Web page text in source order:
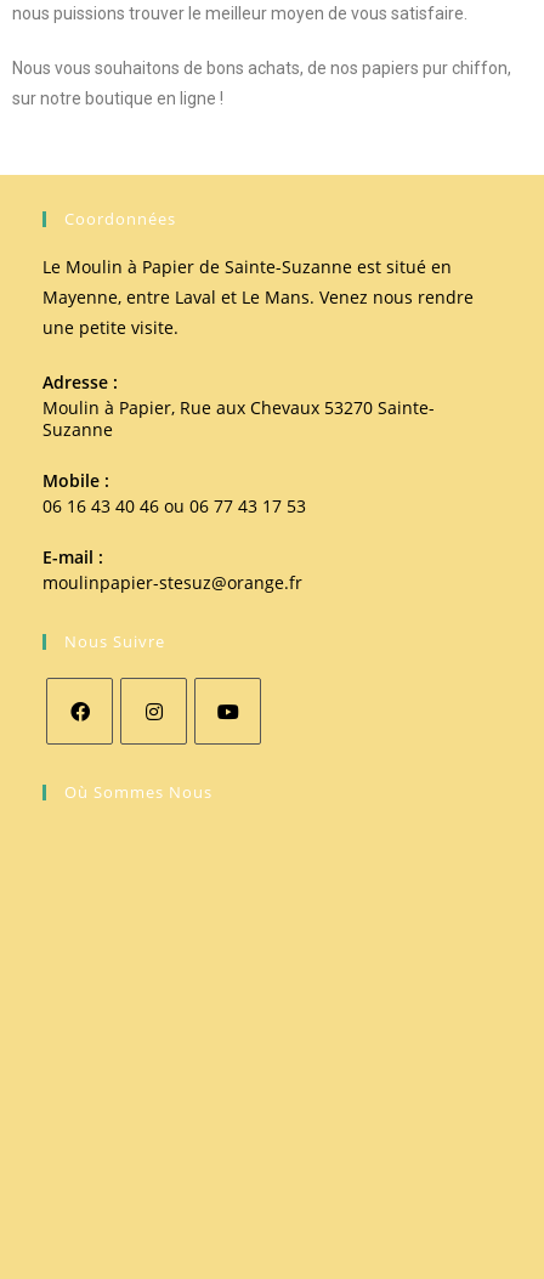
nous puissions trouver le meilleur moyen de vous satisfaire.
Nous vous souhaitons de bons achats, de nos papiers pur chiffon,
sur notre boutique en ligne !
Coordonnées
Le Moulin à Papier de Sainte-Suzanne est situé en
Mayenne, entre Laval et Le Mans. Venez nous rendre
une petite visite.
Adresse :
Moulin à Papier, Rue aux Chevaux 53270 Sainte-
Suzanne
Mobile :
06 16 43 40 46 ou 06 77 43 17 53
E-mail :
moulinpapier-stesuz@orange.fr
Nous Suivre
Où Sommes Nous